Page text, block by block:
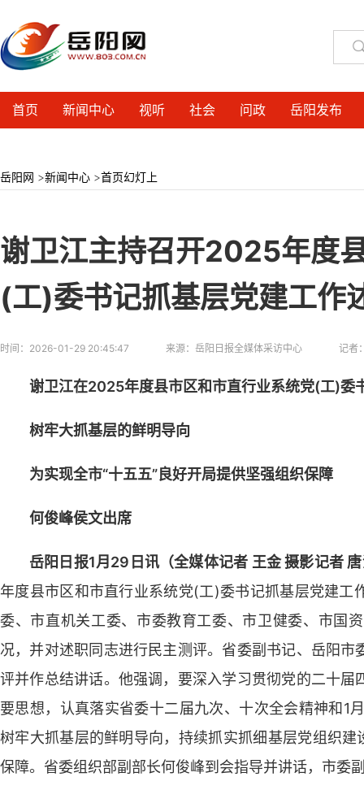
首页 新闻中心 视听 社会 问政 岳阳发布
岳阳网 >新闻中心 >首页幻灯上
谢卫江主持召开2025年度
(工)委书记抓基层党建工作
时间： 2026-01-29 20:45:47 来源： 岳阳日报全媒体采访中心 记者
谢卫江在2025年度县市区和市直行业系统党(工)委
树牢大抓基层的鲜明导向
为实现全市“十五五”良好开局提供坚强组织保障
何俊峰侯文出席
岳阳日报1月29日讯（全媒体记者 王金 摄影记者
年度县市区和市直行业系统党(工)委书记抓基层党建工
委、市直机关工委、市委教育工委、市卫健委、市国
况，并对述职同志进行民主测评。省委副书记、岳阳
评并作总结讲话。他强调，要深入学习贯彻党的二十
要思想，认真落实省委十二届九次、十次全会精神和1
树牢大抓基层的鲜明导向，持续抓实抓细基层党组织
保障。省委组织部副部长何俊峰到会指导并讲话，市委